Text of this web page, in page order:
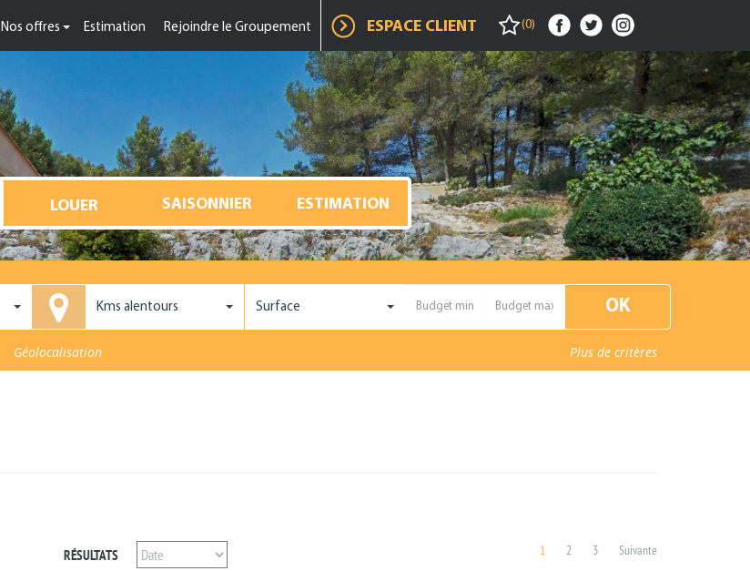
Nos offres Estimation Rejoindre le Groupement ESPACE CLIENT (0)
ESTIMATION
Kms alentours Surface
Géolocalisation Plus de critères
RÉSULTATS 1 2 3 Suivante